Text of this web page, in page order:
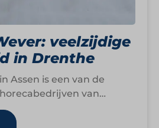
veelzijdige
in Drenthe
Assen is een van de
van
superior hotel